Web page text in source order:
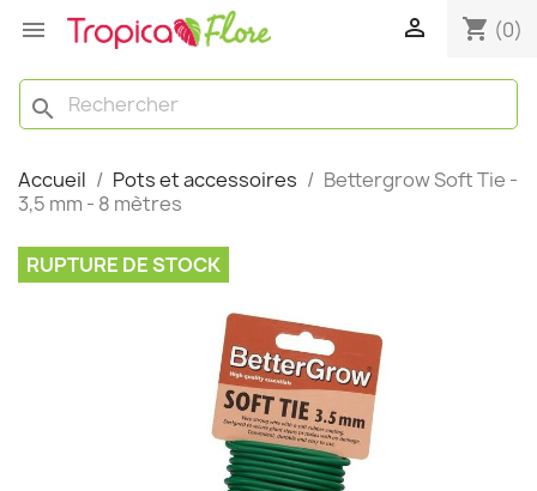
  shopping_cart (0)
search
Accueil Pots et accessoires
Bettergrow Soft Tie -
3,5 mm - 8 mètres
RUPTURE DE STOCK